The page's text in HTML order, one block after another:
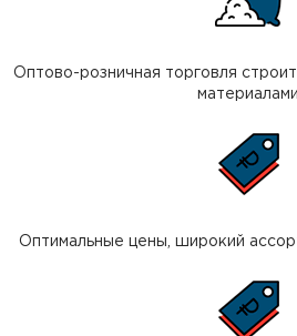
Оптово-розничная торговля
материалами
Оптимальные цены, широкий